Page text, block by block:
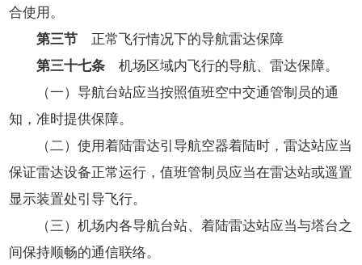
合使用。
第三节正常飞行情况下的导航雷达保障
第三十七条机场区域内飞行的导航、雷达保障。
（一）导航台站应当按照值班空中交通管制员的通
知，准时提供保障。
（二）使用着陆雷达引导航空器着陆时，雷达站应当
保证雷达设备正常运行，值班管制员应当在雷达站或遥置
显示装置处引导飞行。
（三）机场内各导航台站、着陆雷达站应当与塔台之
间保持顺畅的通信联络。